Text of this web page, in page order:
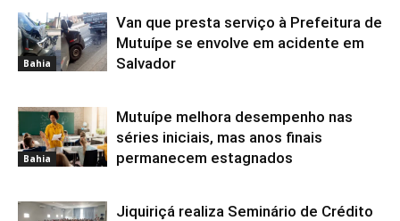
Bahia
Van que presta serviço à Prefeitura de
Mutuípe se envolve em acidente em
Salvador
Bahia
Mutuípe melhora desempenho nas
séries iniciais, mas anos finais
permanecem estagnados
Jiquiriçá realiza Seminário de Crédito